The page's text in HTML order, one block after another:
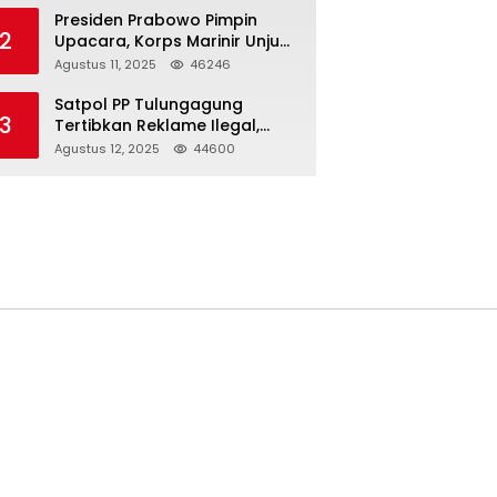
2
Presiden Prabowo Pimpin
Upacara, Korps Marinir Unjuk
Kekuatan dan Resmikan
Agustus 11, 2025 46246
3
Satpol PP Tulungagung
Tertibkan Reklame Ilegal,
Wujudkan Kota yang Rapi
Agustus 12, 2025 44600